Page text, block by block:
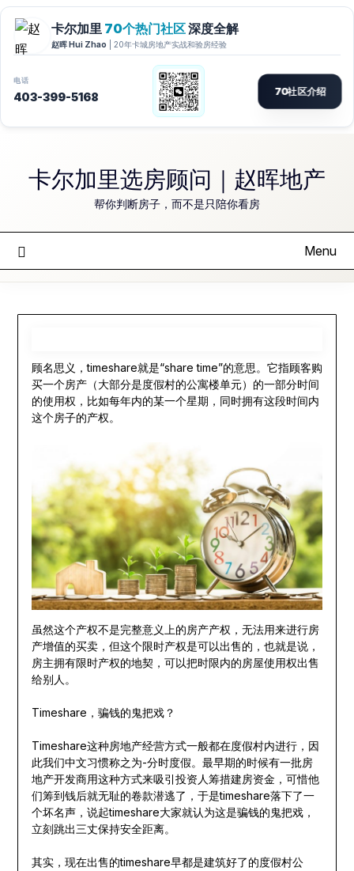
content卡尔加里选房顾问｜赵晖地产
帮你判断房子，而不是只陪你看房
Menu
顾名思义，timeshare就是“share time”的意思。它指顾客购
买一个房产（大部分是度假村的公寓楼单元）的一部分时间
的使用权，比如每年内的某一个星期，同时拥有这段时间内
这个房子的产权。
虽然这个产权不是完整意义上的房产产权，无法用来进行房
产增值的买卖，但这个限时产权是可以出售的，也就是说，
房主拥有限时产权的地契，可以把时限内的房屋使用权出售
给别人。
Timeshare，骗钱的鬼把戏？
Timeshare这种房地产经营方式一般都在度假村内进行，因
此我们中文习惯称之为-分时度假。最早期的时候有一批房
地产开发商用这种方式来吸引投资人筹措建房资金，可惜他
们筹到钱后就无耻的卷款潜逃了，于是timeshare落下了一
个坏名声，说起timeshare大家就认为这是骗钱的鬼把戏，
立刻跳出三丈保持安全距离。
其实，现在出售的timeshare早都是建筑好了的度假村公